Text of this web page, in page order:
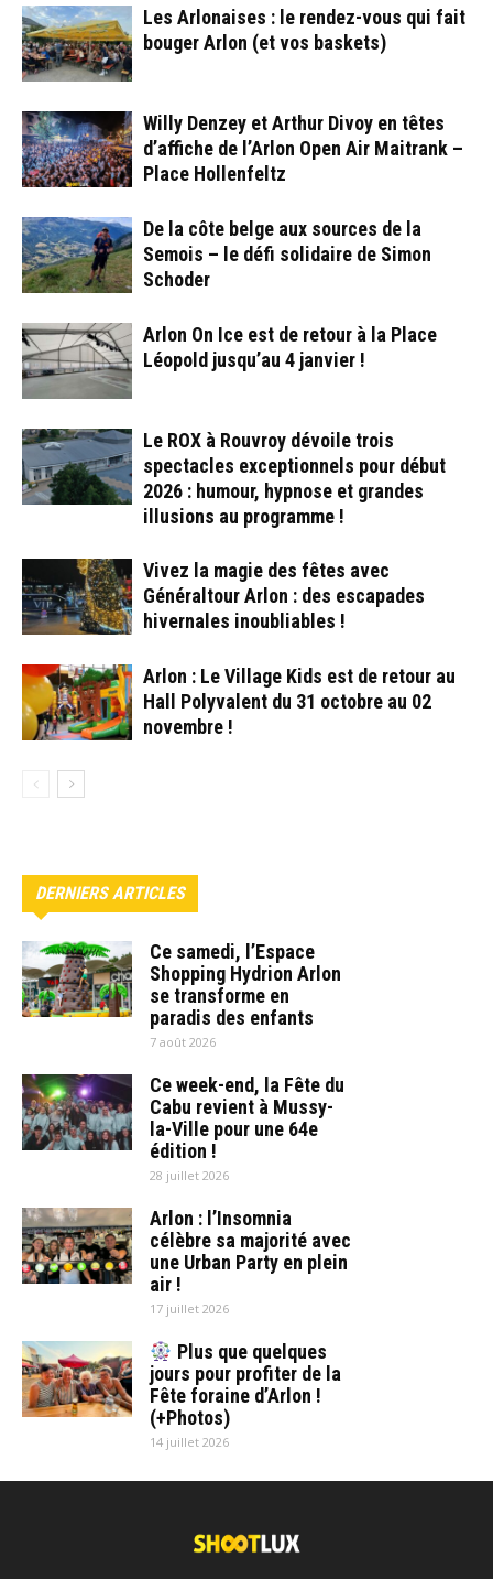
Les Arlonaises : le rendez-vous qui fait
bouger Arlon (et vos baskets)
Willy Denzey et Arthur Divoy en têtes
d’affiche de l’Arlon Open Air Maitrank –
Place Hollenfeltz
De la côte belge aux sources de la
Semois – le défi solidaire de Simon
Schoder
Arlon On Ice est de retour à la Place
Léopold jusqu’au 4 janvier !
Le ROX à Rouvroy dévoile trois
spectacles exceptionnels pour début
2026 : humour, hypnose et grandes
illusions au programme !
Vivez la magie des fêtes avec
Généraltour Arlon : des escapades
hivernales inoubliables !
Arlon : Le Village Kids est de retour au
Hall Polyvalent du 31 octobre au 02
novembre !
DERNIERS ARTICLES
Ce samedi, l’Espace
Shopping Hydrion Arlon
se transforme en
paradis des enfants
7 août 2026
Ce week-end, la Fête du
Cabu revient à Mussy-
la-Ville pour une 64e
édition !
28 juillet 2026
Arlon : l’Insomnia
célèbre sa majorité avec
une Urban Party en plein
air !
17 juillet 2026
Plus que quelques
jours pour profiter de la
Fête foraine d’Arlon !
(+Photos)
14 juillet 2026